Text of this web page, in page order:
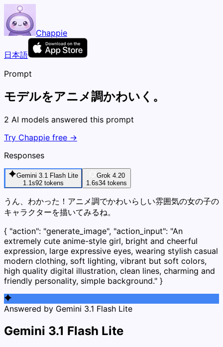
Chappie
日本語
Prompt
モデルをアニメ調かわいく。
2 AI models answered this prompt
Try Chappie free →
Responses
Gemini 3.1 Flash Lite
1.1s92 tokens
Grok 4.20
1.6s34 tokens
うん、わかった！アニメ調でかわいらしい雰囲気の女の子の
キャラクターを描いてみるね。
{ "action": "generate_image", "action_input": "An
extremely cute anime-style girl, bright and cheerful
expression, large expressive eyes, wearing stylish casual
modern clothing, soft lighting, vibrant but soft colors,
high quality digital illustration, clean lines, charming and
friendly personality, simple background." }
Answered by Gemini 3.1 Flash Lite
Gemini 3.1 Flash Lite